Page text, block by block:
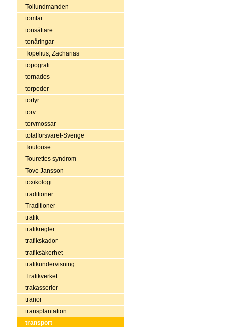
Tollundmanden
tomtar
tonsättare
tonåringar
Topelius, Zacharias
topografi
tornados
torpeder
tortyr
torv
torvmossar
totalförsvaret-Sverige
Toulouse
Tourettes syndrom
Tove Jansson
toxikologi
traditioner
Traditioner
trafik
trafikregler
trafikskador
trafiksäkerhet
trafikundervisning
Trafikverket
trakasserier
tranor
transplantation
transport